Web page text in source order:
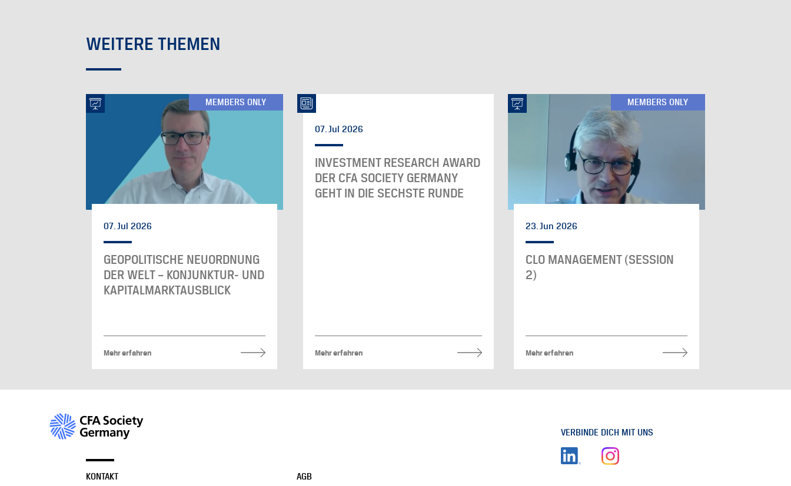
WEITERE THEMEN
MEMBERS ONLY
07. Jul 2026
GEOPOLITISCHE NEUORDNUNG
DER WELT – KONJUNKTUR- UND
KAPITALMARKTAUSBLICK
Mehr erfahren
07. Jul 2026
INVESTMENT RESEARCH AWARD
DER CFA SOCIETY GERMANY
GEHT IN DIE SECHSTE RUNDE
Mehr erfahren
MEMBERS ONLY
23. Jun 2026
CLO MANAGEMENT (SESSION
2)
Mehr erfahren
KONTAKT AGB
VERBINDE DICH MIT UNS